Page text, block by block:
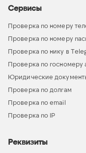
Сервисы
Проверка по номеру
Проверка по номеру
Проверка по нику в
Проверка по госномеру
Юридические
Проверка по долгам
Проверка по email
Проверка по IP
Реквизиты